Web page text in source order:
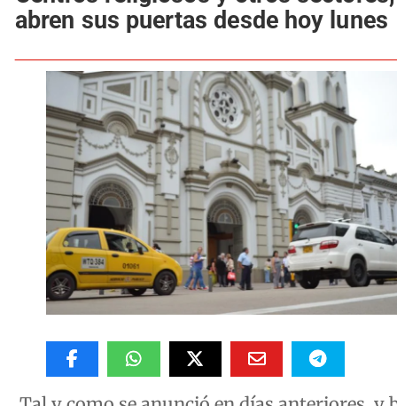
abren sus puertas desde hoy lunes
Tal y como se anunció en días anteriores, y